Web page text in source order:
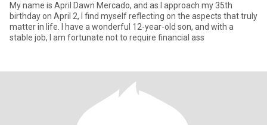
My name is April Dawn Mercado, and as I approach my 35th
birthday on April 2, I find myself reflecting on the aspects that truly
matter in life. I have a wonderful 12-year-old son, and with a
stable job, I am fortunate not to require financial ass